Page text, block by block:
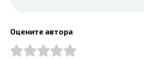
Оцените автора